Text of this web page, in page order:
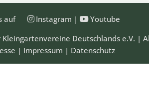
auf Instagram |
Youtube
Deutschlands e.V. |
| Impressum | Datenschutz